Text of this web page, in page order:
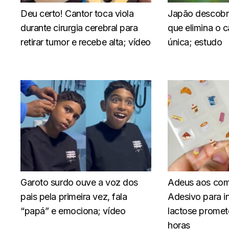
Deu certo! Cantor toca viola
durante cirurgia cerebral para
retirar tumor e recebe alta; vídeo
Japão
que elimina o
única; estudo
Garoto surdo ouve a voz dos
pais pela primeira vez, fala
“papá” e emociona; vídeo
Adeus aos
Adesivo para
lactose
horas